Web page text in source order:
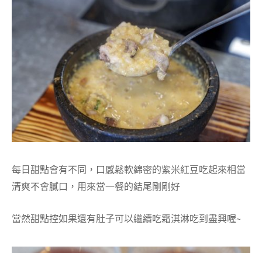
每日甜點會有不同，口感鬆軟綿密的紫米紅豆吃起來相當
清爽不會膩口，用來當一餐的結尾剛剛好
當然甜點控如果還有肚子可以繼續吃霜淇淋吃到盡興喔~